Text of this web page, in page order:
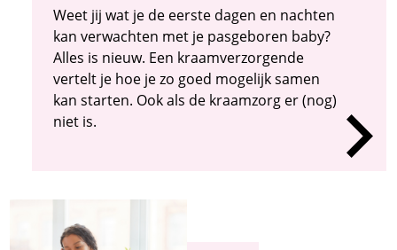
Weet jij wat je de eerste dagen en nachten
kan verwachten met je pasgeboren baby?
Alles is nieuw. Een kraamverzorgende
vertelt je hoe je zo goed mogelijk samen
kan starten. Ook als de kraamzorg er (nog)
niet is.